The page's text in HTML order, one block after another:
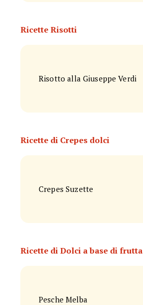
Ricette Risotti
Risotto alla Giuseppe Verdi
Ricette di Crepes dolci
Crepes Suzette
Ricette di Dolci a base di frutta
Pesche Melba